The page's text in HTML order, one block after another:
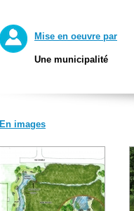
Mise en oeuvre par
Une municipalité
En images